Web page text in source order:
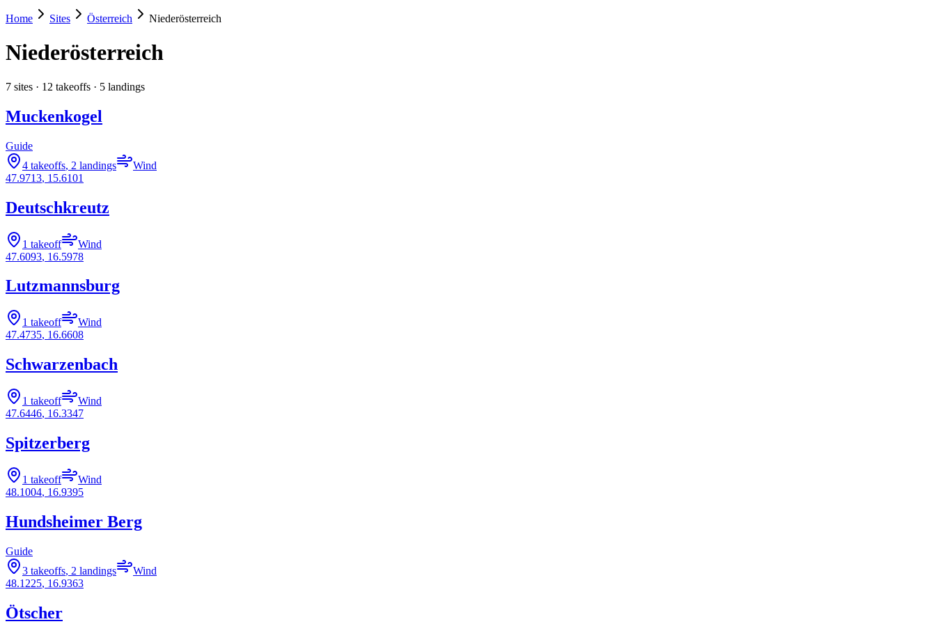
Home Sites Österreich Niederösterreich
Niederösterreich
7 sites · 12 takeoffs · 5 landings
Muckenkogel
Guide
4 takeoffs, 2 landings
Wind
47.9713, 15.6101
Deutschkreutz
1 takeoff
Wind
47.6093, 16.5978
Lutzmannsburg
1 takeoff
Wind
47.4735, 16.6608
Schwarzenbach
1 takeoff
Wind
47.6446, 16.3347
Spitzerberg
1 takeoff
Wind
48.1004, 16.9395
Hundsheimer Berg
Guide
3 takeoffs, 2 landings
Wind
48.1225, 16.9363
Ötscher